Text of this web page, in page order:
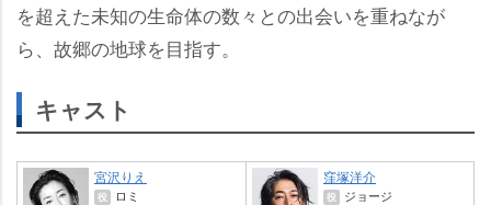
を超えた未知の生命体の数々との出会いを重ねなが
ら、故郷の地球を目指す。
キャスト
宮沢りえ
役 ロミ
窪塚洋介
役 ジョージ